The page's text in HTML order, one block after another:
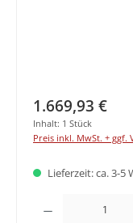
Regulärer Preis:
1.669,93 €
Inhalt: 1 Stück
Preis inkl. MwSt. + ggf.
Lieferzeit: ca. 3-5
Produkt Anzahl: Gib